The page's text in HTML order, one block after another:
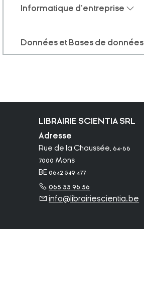
Informatique d'entreprise
Données et Bases de données
LIBRAIRIE SCIENTIA SRL
Adresse
Rue de la Chaussée, 64-66
7000 Mons
BE 0642 549 477
065 33 96 56
info@librairiescientia.be